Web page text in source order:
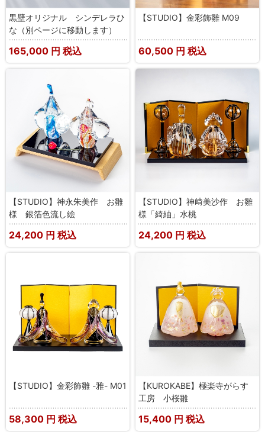
黒壁オリジナル シンデレラひ
な（別ページに移動します）
165,000 円 税込
【STUDIO】金彩飾雛 M09
60,500 円 税込
【STUDIO】神永朱美作 お雛
様 銀箔色流し絵
24,200 円 税込
【STUDIO】神﨑美沙作 お雛
様「綺紬」水桃
24,200 円 税込
【STUDIO】金彩飾雛 -雅- M01
58,300 円 税込
【KUROKABE】極楽寺がらす
工房 小桜雛
15,400 円 税込